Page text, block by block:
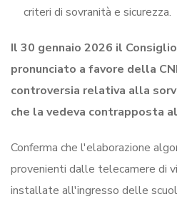
criteri di sovranità e sicurezza.
Il 30 gennaio 2026 il
pronunciato a favore della
controversia relativa alla
che la vedeva contrapposta
Conferma che l'elaborazione
provenienti dalle telecamere di
installate all'ingresso delle